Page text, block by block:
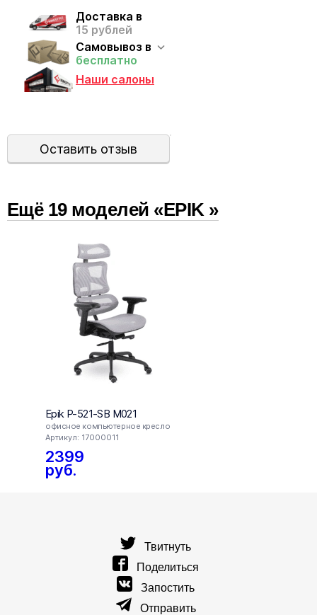
Доставка в
15 рублей
Самовывоз в
бесплатно
Наши салоны
Оставить отзыв
Ещё 19 моделей «EPIK »
Epik P-521-SB M021
офисное компьютерное кресло
Артикул: 17000011
2399
руб.
Твитнуть
Поделиться
Запостить
Отправить